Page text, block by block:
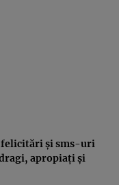
felicitări şi sms-uri
apropiaţi şi